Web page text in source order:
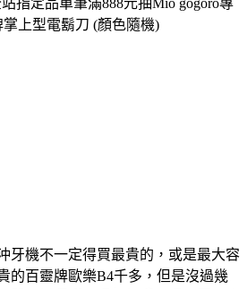
上型電鬍刀 (顏色隨機)
牙機不一定得買最貴的，或是最大容
的百靈牌歐樂B4千多，但是沒過幾